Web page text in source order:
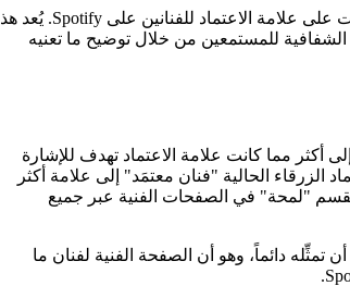
بدءاً من 28 يناير 2026، بدأنا في تطبيق تغييرات على علامة الاعتماد للفنانين على Spotify. يُعد هذا
للمستمعين من خلال توضيح ما تعنيه
مما كانت علامة الاعتماد تهدف للإشارة
الزرقاء الحالية "فنان معتمَد" إلى علامة أكثر
"لمحة" في الصفحات الفنية عبر جميع
دائماً، وهو أن الصفحة الفنية لفنان ما